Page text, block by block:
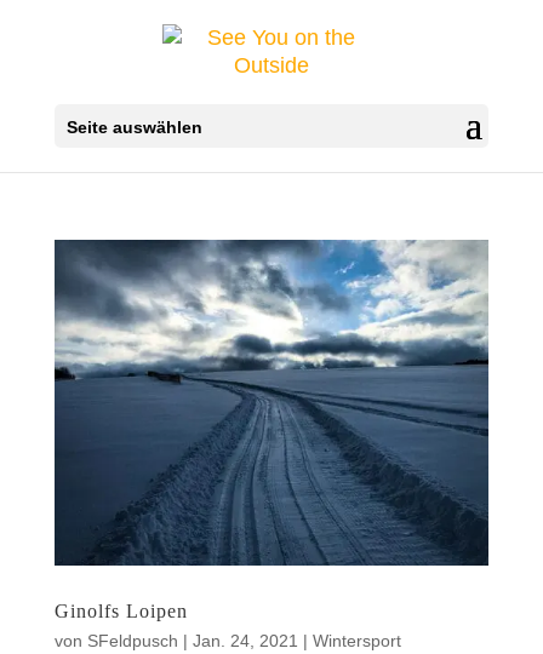
Seite auswählen
Ginolfs Loipen
von SFeldpusch | Jan. 24, 2021 | Wintersport